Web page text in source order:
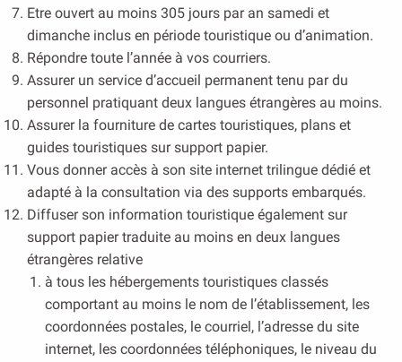
Etre ouvert au moins 305 jours par an samedi et
dimanche inclus en période touristique ou d’animation.
Répondre toute l’année à vos courriers.
Assurer un service d’accueil permanent tenu par du
personnel pratiquant deux langues étrangères au moins.
Assurer la fourniture de cartes touristiques, plans et
guides touristiques sur support papier.
Vous donner accès à son site internet trilingue dédié et
adapté à la consultation via des supports embarqués.
Diffuser son information touristique également sur
support papier traduite au moins en deux langues
étrangères relative
à tous les hébergements touristiques classés
comportant au moins le nom de l’établissement, les
coordonnées postales, le courriel, l’adresse du site
internet, les coordonnées téléphoniques, le niveau du